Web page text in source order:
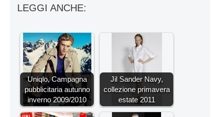
LEGGI ANCHE:
Uniqlo, Campagna
pubblicitaria autunno
inverno 2009/2010
Jil Sander Navy,
collezione primavera
estate 2011